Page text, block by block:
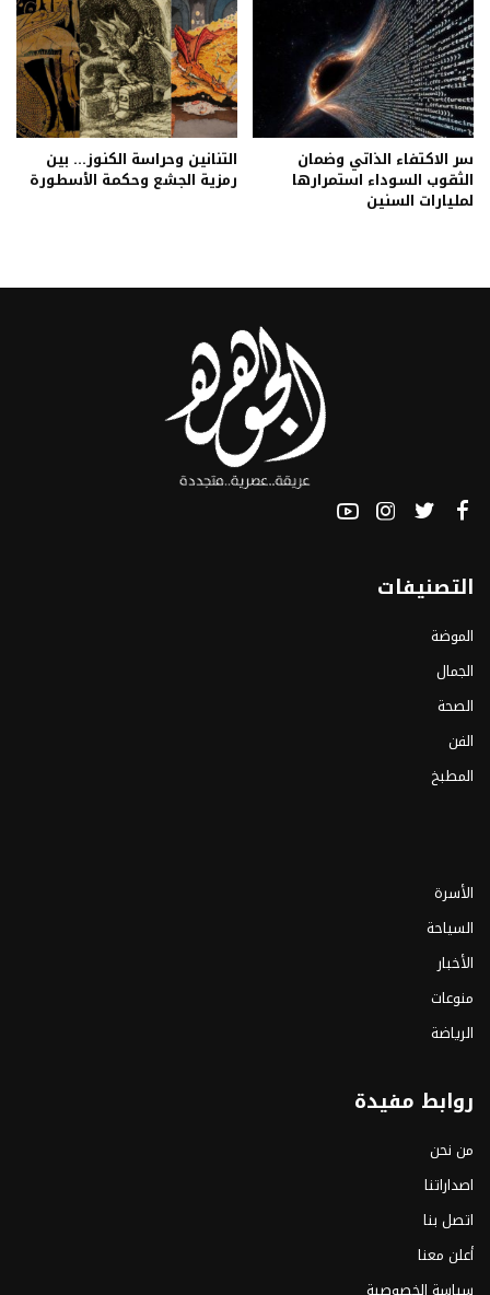
سر الاكتفاء الذاتي وضمان
الثقوب السوداء استمرارها
لمليارات السنين
التنانين وحراسة الكنوز… بين
رمزية الجشع وحكمة الأسطورة
التصنيفات
الموضة
الجمال
الصحة
الفن
المطبخ
الأسرة
السياحة
الأخبار
منوعات
الرياضة
روابط مفيدة
من نحن
اصداراتنا
اتصل بنا
أعلن معنا